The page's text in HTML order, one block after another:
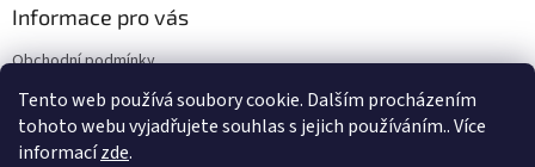
Tento web používá soubory cookie. Dalším procházením
tohoto webu vyjadřujete souhlas s jejich používáním.. Více
informacízde.
Informace pro vás
Obchodní podmínky
Podmínky ochrany osobních údajů